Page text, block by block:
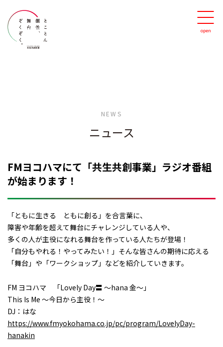
NEWS
ニュース
FMヨコハマにて「共生共創事業」ラジオ番組
が始まります！
「ともに生きる ともに創る」を合言葉に、
障害や年齢を超えて舞台にチャレンジしている人や、
多くの人が主役になれる舞台を作っている人たちが登場！
「自分もやれる！やってみたい！」そんな皆さんの期待に応える
「舞台」や「ワークショップ」などを紹介していきます。
FM ヨコハマ 「Lovely Day〓 ～hana 金～」
This Is Me ～今日から主役！～
DJ：はな
https://www.fmyokohama.co.jp/pc/program/LovelyDay-
hanakin